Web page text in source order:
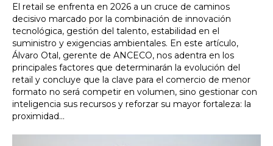
El retail se enfrenta en 2026 a un cruce de caminos
decisivo marcado por la combinación de innovación
tecnológica, gestión del talento, estabilidad en el
suministro y exigencias ambientales. En este artículo,
Álvaro Otal, gerente de ANCECO, nos adentra en los
principales factores que determinarán la evolución del
retail y concluye que la clave para el comercio de menor
formato no será competir en volumen, sino gestionar con
inteligencia sus recursos y reforzar su mayor fortaleza: la
proximidad...